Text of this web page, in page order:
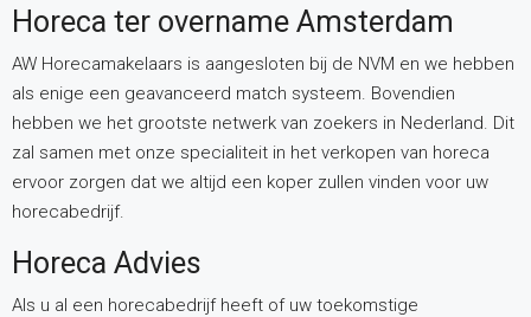
Horeca ter overname Amsterdam
AW Horecamakelaars is aangesloten bij de NVM en we hebben
als enige een geavanceerd match systeem. Bovendien
hebben we het grootste netwerk van zoekers in Nederland. Dit
zal samen met onze specialiteit in het verkopen van horeca
ervoor zorgen dat we altijd een koper zullen vinden voor uw
horecabedrijf.
Horeca Advies
Als u al een horecabedrijf heeft of uw toekomstige